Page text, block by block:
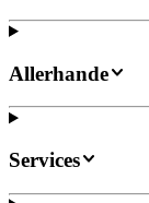
Allerhande
Services